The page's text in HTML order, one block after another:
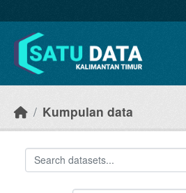
Kumpulan data